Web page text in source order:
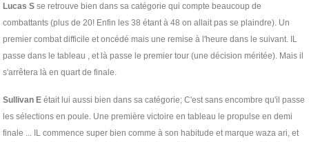
Lucas S se retrouve bien dans sa catégorie qui compte beaucoup de
combattants (plus de 20! Enfin les 38 étant à 48 on allait pas se plaindre). Un
premier combat difficile et oncédé mais une remise à l'heure dans le suivant. IL
passe dans le tableau , et là passe le premier tour (une décision méritée). Mais il
s'arrêtera là en quart de finale.
Sullivan E était lui aussi bien dans sa catégorie; C'est sans encombre qu'il passe
les sélections en poule. Une première victoire en tableau le propulse en demi
finale ... IL commence super bien comme à son habitude et marque waza ari, et